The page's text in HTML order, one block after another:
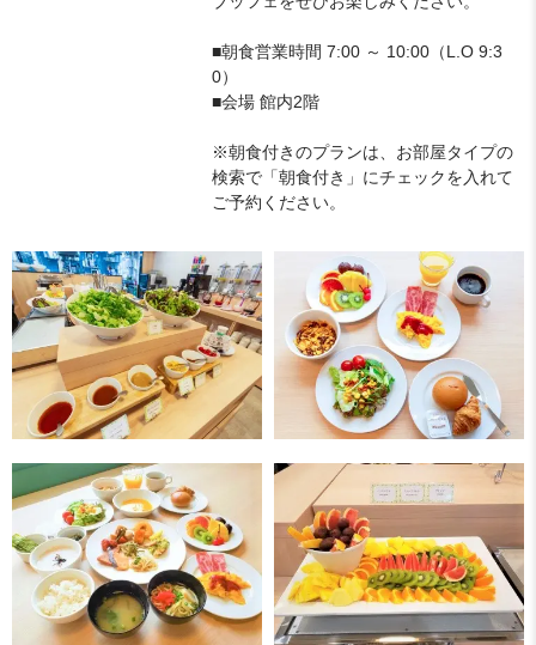
■朝食営業時間 7:00 ～ 10:00（L.O 9:3
0）
■会場 館内2階
※朝食付きのプランは、お部屋タイプの
検索で「朝食付き」にチェックを入れて
ご予約ください。